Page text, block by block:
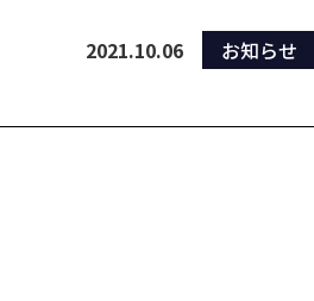
2021.10.06 お知らせ